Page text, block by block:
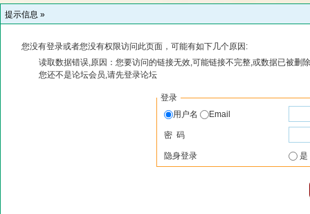
提示信息 »
您没有登录或者您没有权限访问此页面，可能有如下几个原因:
读取数据错误,原因：您要访问的链接无效,可能链接不完整,或数据已被删
您还不是论坛会员,请先登录论坛
登录
用户名
Email
密 码
隐身登录